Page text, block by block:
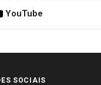
YouTube
SOCIAIS